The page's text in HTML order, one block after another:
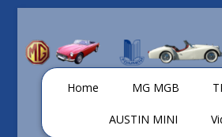
Home MG MGB
AUSTIN MINI